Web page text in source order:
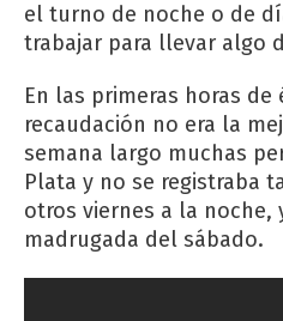
el turno de noche o de
trabajar para llevar algo
En las primeras horas de
recaudación no era la
semana largo muchas
Plata y no se registraba
otros viernes a la noche,
madrugada del sábado.